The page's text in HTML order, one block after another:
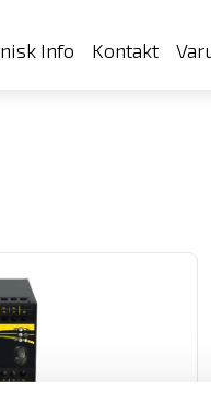
Info Kontakt